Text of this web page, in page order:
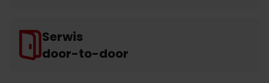
Serwis
door-to-door